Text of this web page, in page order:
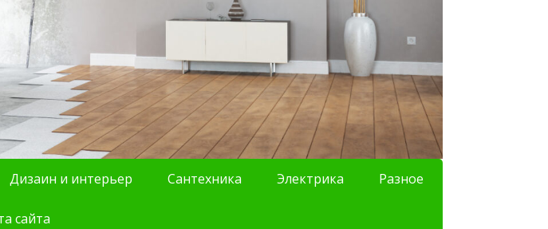
Дизаин и интерьер Сантехника Электрика Разное
сайта